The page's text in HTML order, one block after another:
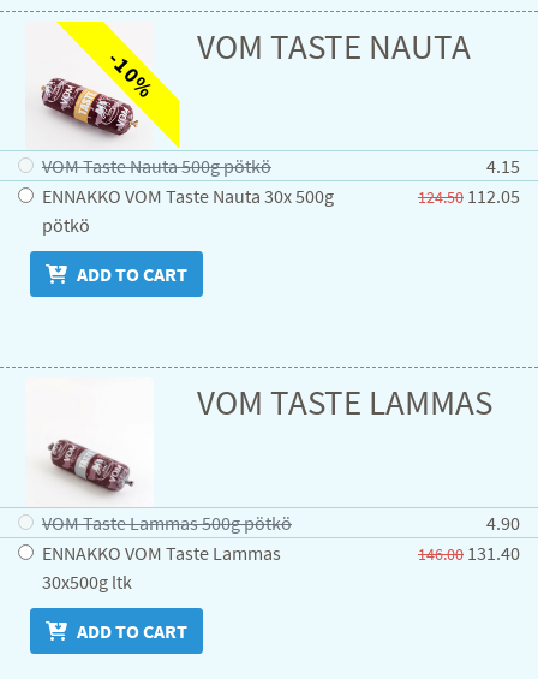
-10% VOM TASTE NAUTA
VOM Taste Nauta 500g pötkö
4.15
ENNAKKO VOM Taste Nauta 30x 500g
pötkö
124.50112.05
ADD TO CART
VOM TASTE LAMMAS
VOM Taste Lammas 500g pötkö
4.90
ENNAKKO VOM Taste Lammas
30x500g ltk
146.00131.40
ADD TO CART